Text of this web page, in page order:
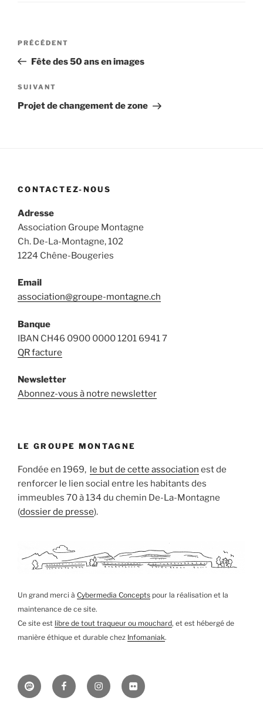
Navigation
l’article
Article
précédent
PRÉCÉDENT
Fête des 50 ans en images
Article
suivant
SUIVANT
Projet de changement de zone
CONTACTEZ-NOUS
Adresse
Association Groupe Montagne
Ch. De-La-Montagne, 102
1224 Chêne-Bougeries
Email
association@groupe-montagne.ch
Banque
IBAN CH46 0900 0000 1201 6941 7
QR facture
Newsletter
Abonnez-vous à notre newsletter
LE GROUPE MONTAGNE
Fondée en 1969, le but de cette association est de
renforcer le lien social entre les habitants des
immeubles 70 à 134 du chemin De-La-Montagne
(dossier de presse).
Un grand merci à Cybermedia Concepts pour la réalisation et la
maintenance de ce site.
Ce site est libre de tout traqueur ou mouchard, et est hébergé de
manière éthique et durable chez Infomaniak.
MastodonFacebookInstagramFlickr